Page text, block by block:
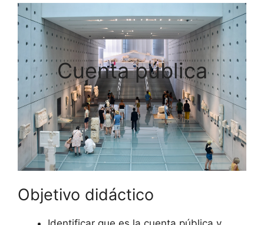
Cuenta pública
Objetivo didáctico